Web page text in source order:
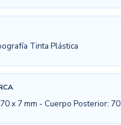
Tinta Plástica
x 7 mm - Cuerpo Posterior: